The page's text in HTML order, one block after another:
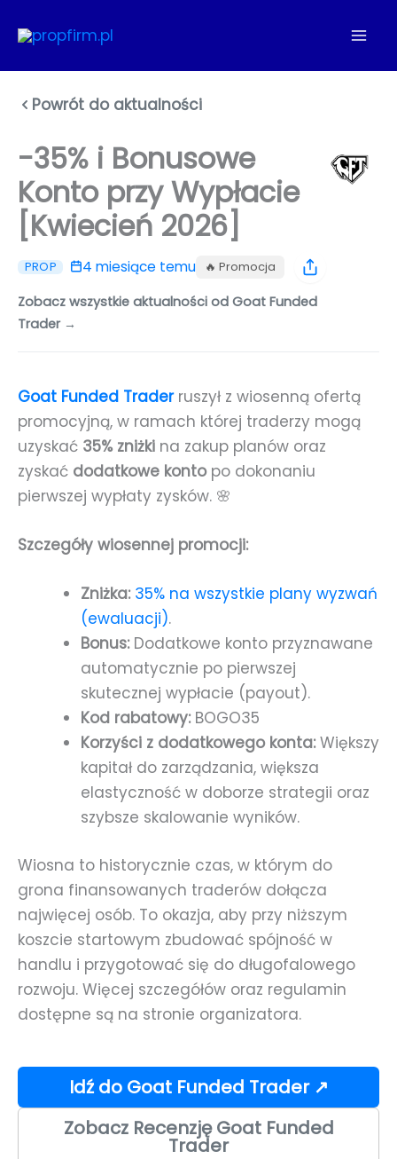
do
Powrót do aktualności
-35% i Bonusowe
Konto przy Wypłacie
[Kwiecień 2026]
PROP 4 miesiące temu 🔥 Promocja
Zobacz wszystkie aktualności od Goat Funded
Trader →
Goat Funded Traderruszył z wiosenną ofertą
promocyjną, w ramach której traderzy mogą
uzyskać 35% zniżki na zakup planów oraz
zyskać dodatkowe kontopo dokonaniu
pierwszej wypłaty zysków. 🌸
Szczegóły wiosennej promocji:
Zniżka: 35% na wszystkie plany wyzwań
(ewaluacji).
Bonus:Dodatkowe konto przyznawane
automatycznie po pierwszej
skutecznej wypłacie (payout).
Kod rabatowy:BOGO35
Korzyści z dodatkowego konta:Większy
kapitał do zarządzania, większa
elastyczność w doborze strategii oraz
szybsze skalowanie wyników.
Wiosna to historycznie czas, w którym do
grona finansowanych traderów dołącza
najwięcej osób. To okazja, aby przy niższym
koszcie startowym zbudować spójność w
handlu i przygotować się do długofalowego
rozwoju. Więcej szczegółów oraz regulamin
dostępne są na stronie organizatora.
Idź do Goat Funded Trader ↗
Zobacz Recenzję Goat Funded
Trader